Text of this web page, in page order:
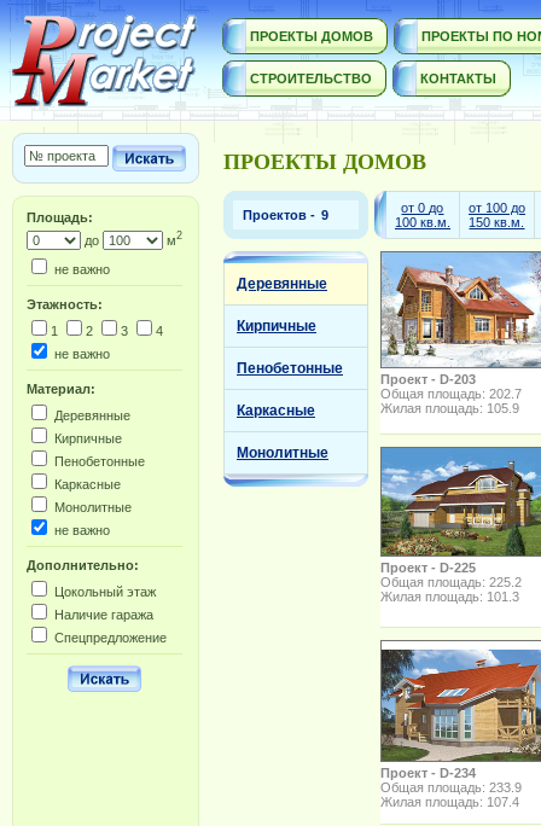
ПРОЕКТЫ ДОМОВ ПРОЕКТЫ ПО
СТРОИТЕЛЬСТВО КОНТАКТЫ
Площадь:
до
м2
не важно
Этажность:
1
2 3
4
не важно
Материал:
Деревянные
Кирпичные
Пенобетонные
Каркасные
Монолитные
не важно
Дополнительно:
Цокольный этаж
Наличие гаража
Спецпредложение
ПРОЕКТЫ ДОМОВ
Проектов -
от 0 до
100 кв.м.
от 100 до
150 кв.м.
Деревянные
Кирпичные
Пенобетонные
Каркасные
Монолитные
Проект - D-203
Общая площадь: 202.7
Жилая площадь: 105.9
Проект - D-225
Общая площадь: 225.2
Жилая площадь: 101.3
Проект - D-234
Общая площадь: 233.9
Жилая площадь: 107.4